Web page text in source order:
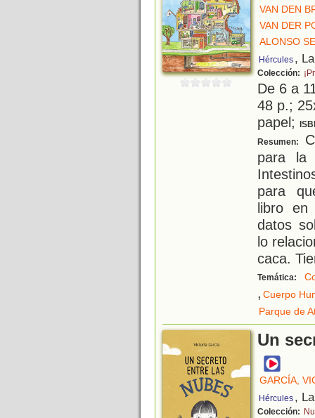
VAN DEN
VAN DER
ALONSO
Hércules ,
Colección:
De 6 a
48 p.;
papel;
Resumen:
para la
para
libro en
datos
lo
caca.
Temática:
, Cuerpo
Parque de
Un
GARCÍA,
Hércules ,
Colección: